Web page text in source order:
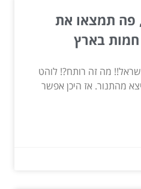
פה תמצאו את
חמות בארץ
מה זה רותח?! לוהט
מהתנור. אז היכן אפשר